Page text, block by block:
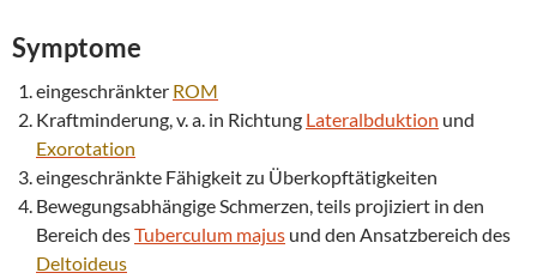
Symptome
eingeschränkter ROM
Kraftminderung, v. a. in Richtung Lateralbduktion und
Exorotation
eingeschränkte Fähigkeit zu Überkopftätigkeiten
Bewegungsabhängige Schmerzen, teils projiziert in den
Bereich desTuberculum majus und den Ansatzbereich des
Deltoideus